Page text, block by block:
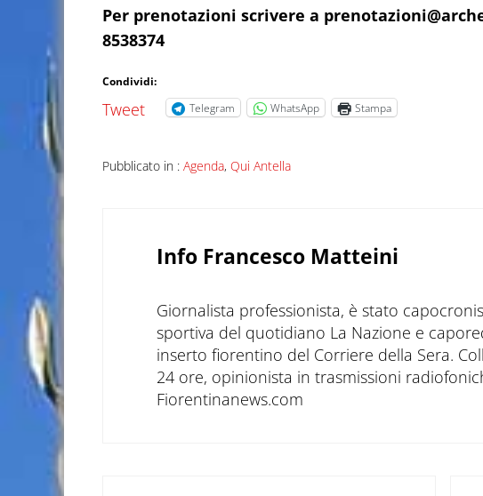
Per prenotazioni scrivere a
8538374
Condividi:
Tweet Telegram WhatsApp Stampa
Pubblicato in : Agenda, Qui Antella
Info Francesco Matteini
Giornalista professionista, è stato
sportiva del quotidiano La Nazione e
inserto fiorentino del Corriere della Sera.
24 ore, opinionista in trasmissioni
Fiorentinanews.com